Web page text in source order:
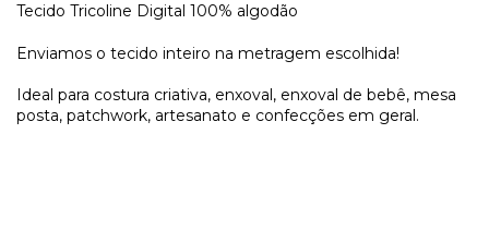
Tecido Tricoline Digital 100% algodão
Enviamos o tecido inteiro na metragem escolhida!
Ideal para costura criativa, enxoval, enxoval de bebê, mesa
posta, patchwork, artesanato e confecções em geral.